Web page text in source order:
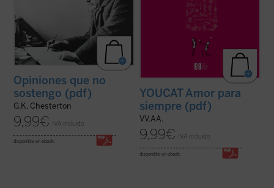
Opiniones que no
sostengo (pdf)
G.K. Chesterton
9,99€ IVA incluido
disponible en ebook:
YOUCAT Amor para
siempre (pdf)
VV.AA.
9,99€ IVA incluido
disponible en ebook: